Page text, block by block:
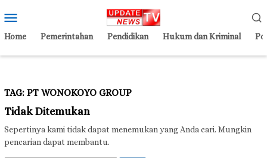
ke
kontenMobile
Home Pemerintahan Pendidikan Hukum dan Kriminal
TAG: PT WONOKOYO GROUP
Tidak Ditemukan
Sepertinya kami tidak dapat menemukan yang Anda cari. Mungkin
pencarian dapat membantu.